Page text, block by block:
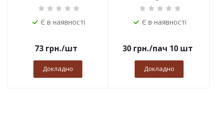
Є в наявності
73 грн./шт
Докладно
Є в наявності
30грн./пач 10 шт
Докладно